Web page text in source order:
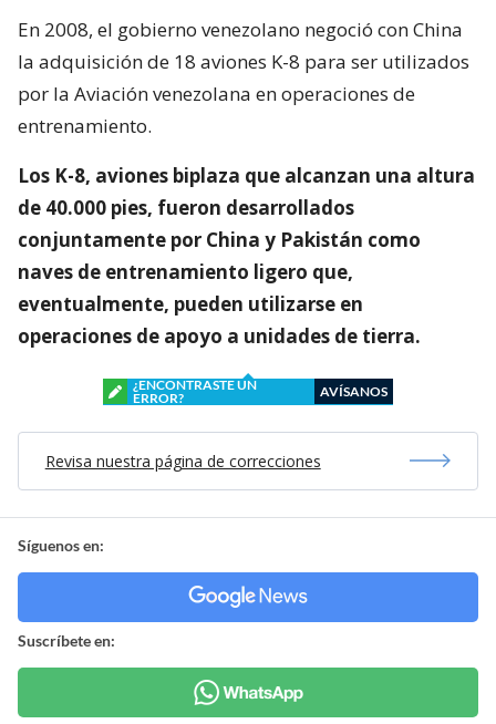
En 2008, el gobierno venezolano negoció con China
la adquisición de 18 aviones K-8 para ser utilizados
por la Aviación venezolana en operaciones de
entrenamiento.
Los K-8, aviones biplaza que alcanzan una altura
de 40.000 pies, fueron desarrollados
conjuntamente por China y Pakistán como
naves de entrenamiento ligero que,
eventualmente, pueden utilizarse en
operaciones de apoyo a unidades de tierra.
¿ENCONTRASTE UN
ERROR?
AVÍSANOS
Revisa nuestra página de correcciones
Síguenos en:
Suscríbete en: